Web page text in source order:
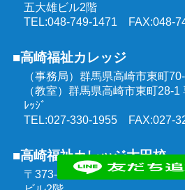
五大雄ビル2階
TEL:048-749-1471 FAX:048-
■高崎福祉カレッジ
（事務局）群馬県高崎市東町
（教室）群馬県高崎市東町28-
ﾚｯｼﾞ
TEL:027-330-1955 FAX:027-
■高崎福祉カレッジ太田校
〒373-0851 群馬県太田市飯